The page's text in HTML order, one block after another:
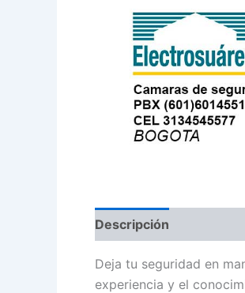
Descripción
Deja tu seguridad en
experiencia y el